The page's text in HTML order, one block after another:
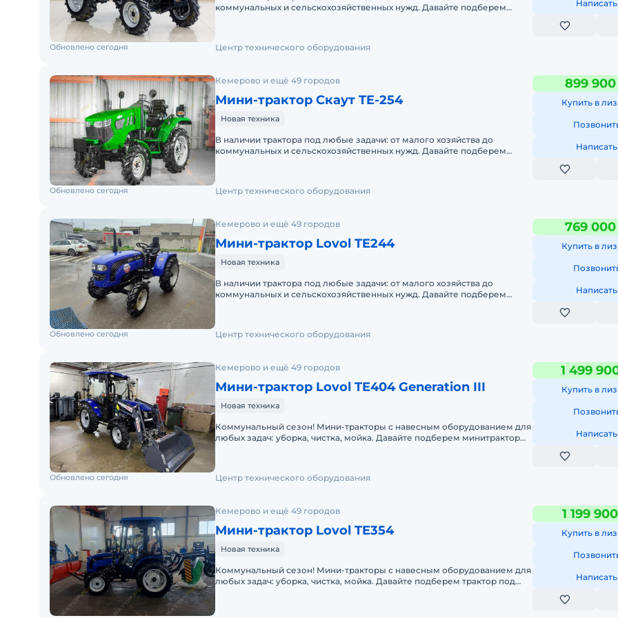
купить мини трактор на Экскаватор.ру, купить мини трактор для хозяйства, мини трактор новый купить,
трактор мт, купить китайский мини трактора, купить минитрактор на Экскаватор.ру, купить минитрактор мт,
новый минитрактор, купить китайский минитрактор, купить минитрактор 4х4
коммунальных и сельскохозяйственных нужд. Давайте подберем
Написать
Обновлено сегодня Центр технического оборудования
Кемерово и ещё 49 городов
Мини-трактор Скаут TE-254
Новая техника
В наличии трактора под любые задачи: от малого хозяйства до
коммунальных и сельскохозяйственных нужд. Давайте подберем
899
Купить в
Написать
Обновлено сегодня Центр технического оборудования
Кемерово и ещё 49 городов
Мини-трактор Lovol TE244
Новая техника
В наличии трактора под любые задачи: от малого хозяйства до
коммунальных и сельскохозяйственных нужд. Давайте подберем
769
Купить в
Написать
Обновлено сегодня Центр технического оборудования
Кемерово и ещё 49 городов
Мини-трактор Lovol TE404 Generation III
Новая техника
Коммунальный сезон! Мини-тракторы с навесным оборудованием для
любых задач: уборка, чистка, мойка. Давайте подберем минитрактор
1 499
Купить в
Написать
Обновлено сегодня Центр технического оборудования
Кемерово и ещё 49 городов
Мини-трактор Lovol TE354
Новая техника
Коммунальный сезон! Мини-тракторы с навесным оборудованием для
любых задач: уборка, чистка, мойка. Давайте подберем трактор под
1 199
Купить в
Написать